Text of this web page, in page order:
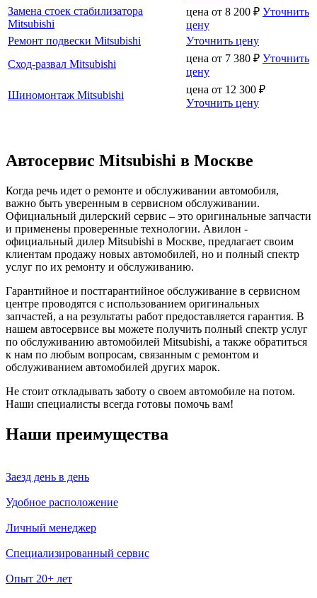
Замена стоек стабилизатора
Mitsubishi
цена от 8 200 ₽ Уточнить
цену
Ремонт подвески Mitsubishi
Уточнить цену
Сход-развал Mitsubishi
цена от 7 380 ₽ Уточнить
цену
Шиномонтаж Mitsubishi
цена от 12 300 ₽
Уточнить цену
Автосервис Mitsubishi в Москве
Когда речь идет о ремонте и обслуживании автомобиля,
важно быть уверенным в сервисном обслуживании.
Официальный дилерский сервис – это оригинальные запчасти
и применены проверенные технологии. Авилон -
официальный дилер Mitsubishi в Москве, предлагает своим
клиентам продажу новых автомобилей, но и полный спектр
услуг по их ремонту и обслуживанию.
Гарантийное и постгарантийное обслуживание в сервисном
центре проводятся с использованием оригинальных
запчастей, а на результаты работ предоставляется гарантия. В
нашем автосервисе вы можете получить полный спектр услуг
по обслуживанию автомобилей Mitsubishi, а также обратиться
к нам по любым вопросам, связанным с ремонтом и
обслуживанием автомобилей других марок.
Не стоит откладывать заботу о своем автомобиле на потом.
Наши специалисты всегда готовы помочь вам!
Наши преимущества
Заезд день в день
Удобное расположение
Личный менеджер
Специализированный сервис
Опыт 20+ лет